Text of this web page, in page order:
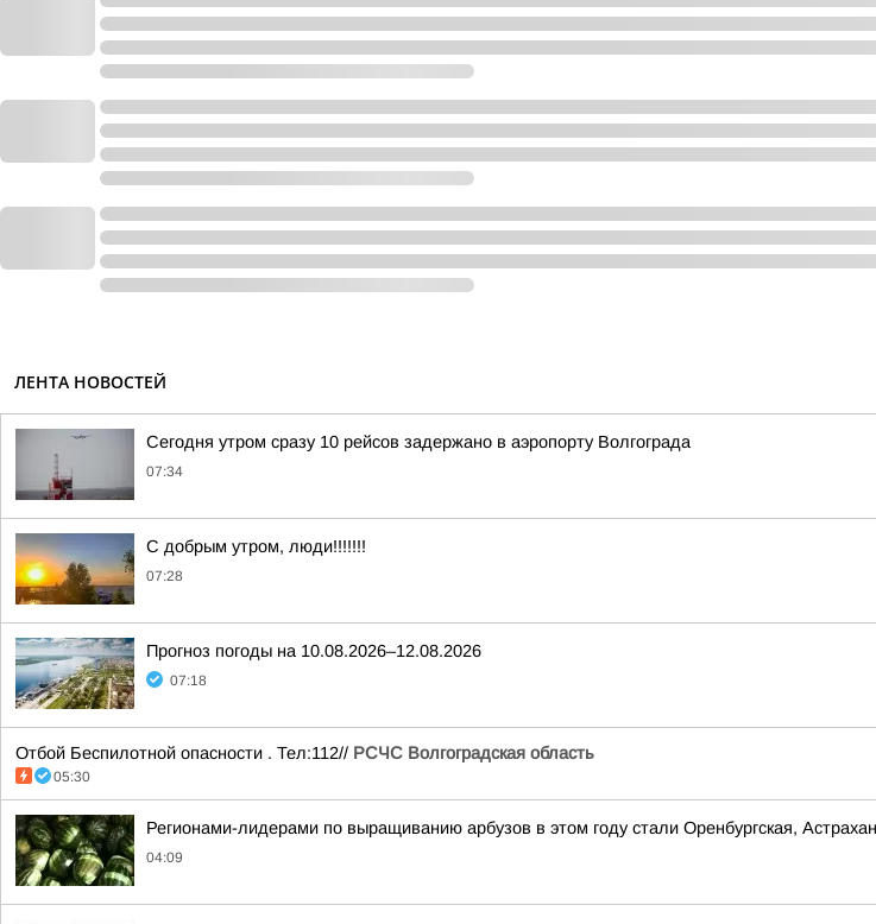
ЛЕНТА НОВОСТЕЙ
Сегодня утром сразу 10 рейсов задержано в аэропорту Волгограда
07:34
С добрым утром, люди!!!!!!!
07:28
Прогноз погоды на 10.08.2026–12.08.2026
07:18
Отбой Беспилотной опасности . Тел:112// РСЧС Волгоградская область
05:30
Регионами-лидерами по выращиванию арбузов в этом году стали Оренбургская,
04:09